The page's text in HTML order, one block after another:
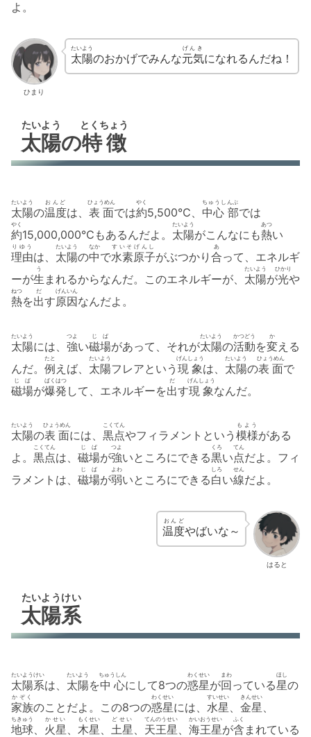
よ。
ひまり
太陽
たいよう
のおかげでみんな元気
げんき
になれるんだね！
太陽
たいよう
の特徴
とくちょう
太陽
たいよう
の温度
おんど
は、 表面
ひょうめん
では約
やく
5,500℃、 中心 部
ちゅうしんぶ
では
約
やく
15,000,000℃もあるんだよ。 太陽
たいよう
がこんなにも熱
あつ
い
理由
りゆう
は、 太陽
たいよう
の中
なか
で水素
すいそ
原子
げんし
がぶつかり 合
あ
って、エネルギ
ーが生
う
まれるからなんだ。このエネルギーが、 太陽
たいよう
が光
ひかり
や
熱
ねつ
を出
だ
す原因
げんいん
なんだよ。
太陽
たいよう
には、 強
つよ
い磁場
じば
があって、それが太陽
たいよう
の活動
かつどう
を変
か
える
んだ。 例
たと
えば、 太陽
たいよう
フレアという 現象
げんしょう
は、 太陽
たいよう
の表面
ひょうめん
で
磁場
じば
が爆発
ばくはつ
して、エネルギーを出
だ
す現象
げんしょう
なんだ。
太陽
たいよう
の表面
ひょうめん
には、 黒点
こくてん
やフィラメントという 模様
もよう
がある
よ。 黒点
こくてん
は、 磁場
じば
が強
つよ
いところにできる黒
くろ
い点
てん
だよ。フィ
ラメントは、 磁場
じば
が弱
よわ
いところにできる白
しろ
い線
せん
だよ。
はると
温度
おんど
やばいな～
太陽系
たいようけい
太陽系
たいようけい
は、 太陽
たいよう
を中心
ちゅうしん
にして8つの惑星
わくせい
が回
まわ
っている星
ほし
の
家族
かぞく
のことだよ。この8つの惑星
わくせい
には、 水星
すいせい
金星
きんせい
地球
ちきゅう
火星
かせい
木星
もくせい
土星
どせい
天王星
てんのうせい
海王星
かいおうせい
が含
ふく
まれている